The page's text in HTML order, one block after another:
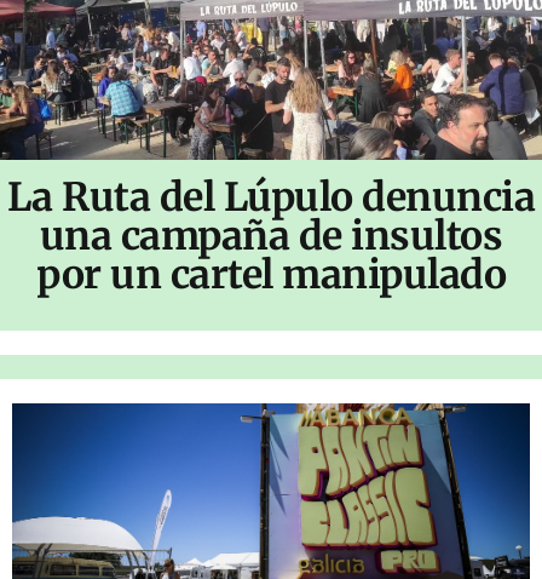
La Ruta del Lúpulo denuncia
una campaña de insultos
por un cartel manipulado